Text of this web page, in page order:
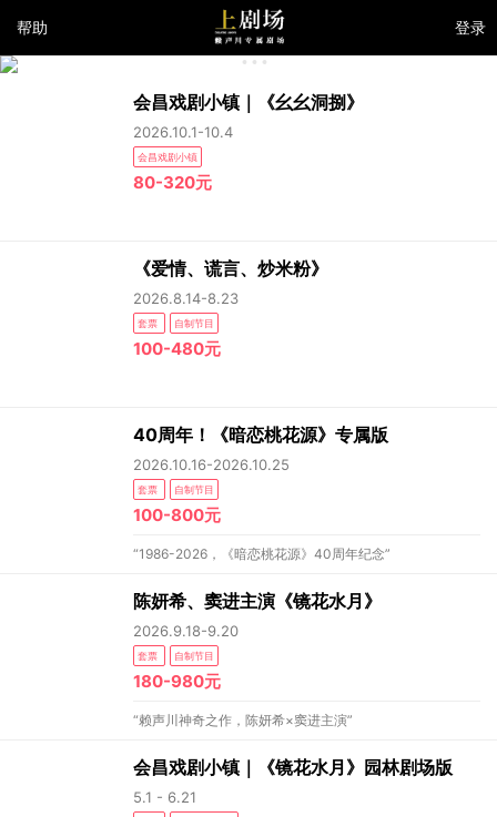
帮助 登录
会昌戏剧小镇｜《幺幺洞捌》
2026.10.1-10.4
会昌戏剧小镇
80-320元
《爱情、谎言、炒米粉》
2026.8.14-8.23
套票 自制节目
100-480元
40周年！《暗恋桃花源》专属版
2026.10.16-2026.10.25
套票 自制节目
100-800元
“1986-2026，《暗恋桃花源》40周年纪念”
陈妍希、窦进主演《镜花水月》
2026.9.18-9.20
套票 自制节目
180-980元
“赖声川神奇之作，陈妍希×窦进主演”
会昌戏剧小镇｜《镜花水月》园林剧场版
5.1 - 6.21